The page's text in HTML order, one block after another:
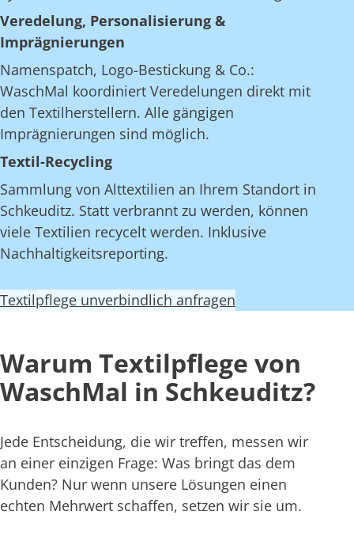
Veredelung, Personalisierung &
Imprägnierungen
Namenspatch, Logo-Bestickung & Co.:
WaschMal koordiniert Veredelungen direkt mit
den Textilherstellern. Alle gängigen
Imprägnierungen sind möglich.
Textil-Recycling
Sammlung von Alttextilien an Ihrem Standort in
Schkeuditz. Statt verbrannt zu werden, können
viele Textilien recycelt werden. Inklusive
Nachhaltigkeitsreporting.
Textilpflege unverbindlich anfragen
Warum Textilpflege von
WaschMal in Schkeuditz?
Jede Entscheidung, die wir treffen, messen wir
an einer einzigen Frage: Was bringt das dem
Kunden? Nur wenn unsere Lösungen einen
echten Mehrwert schaffen, setzen wir sie um.